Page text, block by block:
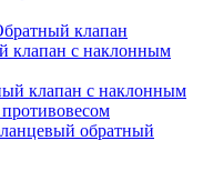
клапан
клапан с наклонным
клапан с наклонным
обратный